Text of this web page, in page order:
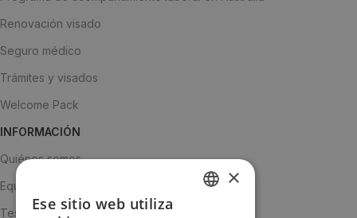
Renovación visado
Seguro médico
Trámites y visados
Welcome Pack
INFORMACIÓN
Quiénes somos
Equipo
Testimonios
×
Ese sitio web utiliza